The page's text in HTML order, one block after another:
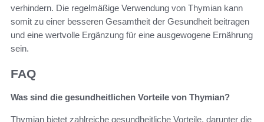
verhindern. Die regelmäßige Verwendung von Thymian kann
somit zu einer besseren Gesamtheit der Gesundheit beitragen
und eine wertvolle Ergänzung für eine ausgewogene Ernährung
sein.
FAQ
Was sind die gesundheitlichen Vorteile von Thymian?
Thymian bietet zahlreiche gesundheitliche Vorteile, darunter die